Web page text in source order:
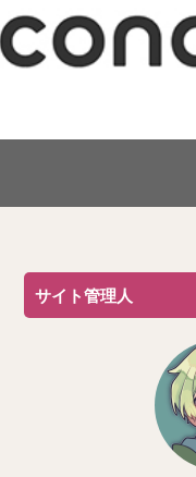
サイト管理人